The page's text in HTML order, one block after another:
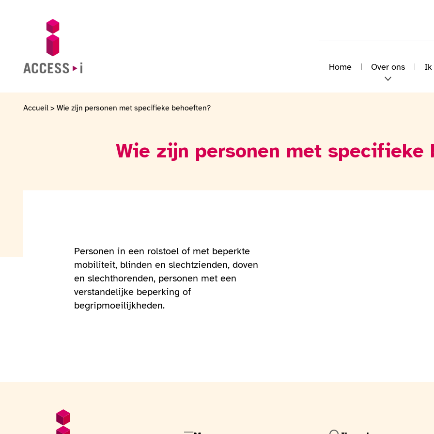
Home Over ons Ik
Accueil > Wie zijn personen met specifieke behoeften?
Wie zijn personen met specifieke
Personen in een rolstoel of met beperkte
mobiliteit, blinden en slechtzienden, doven
en slechthorenden, personen met een
verstandelijke beperking of
begripmoeilijkheden.
Algemene informatie